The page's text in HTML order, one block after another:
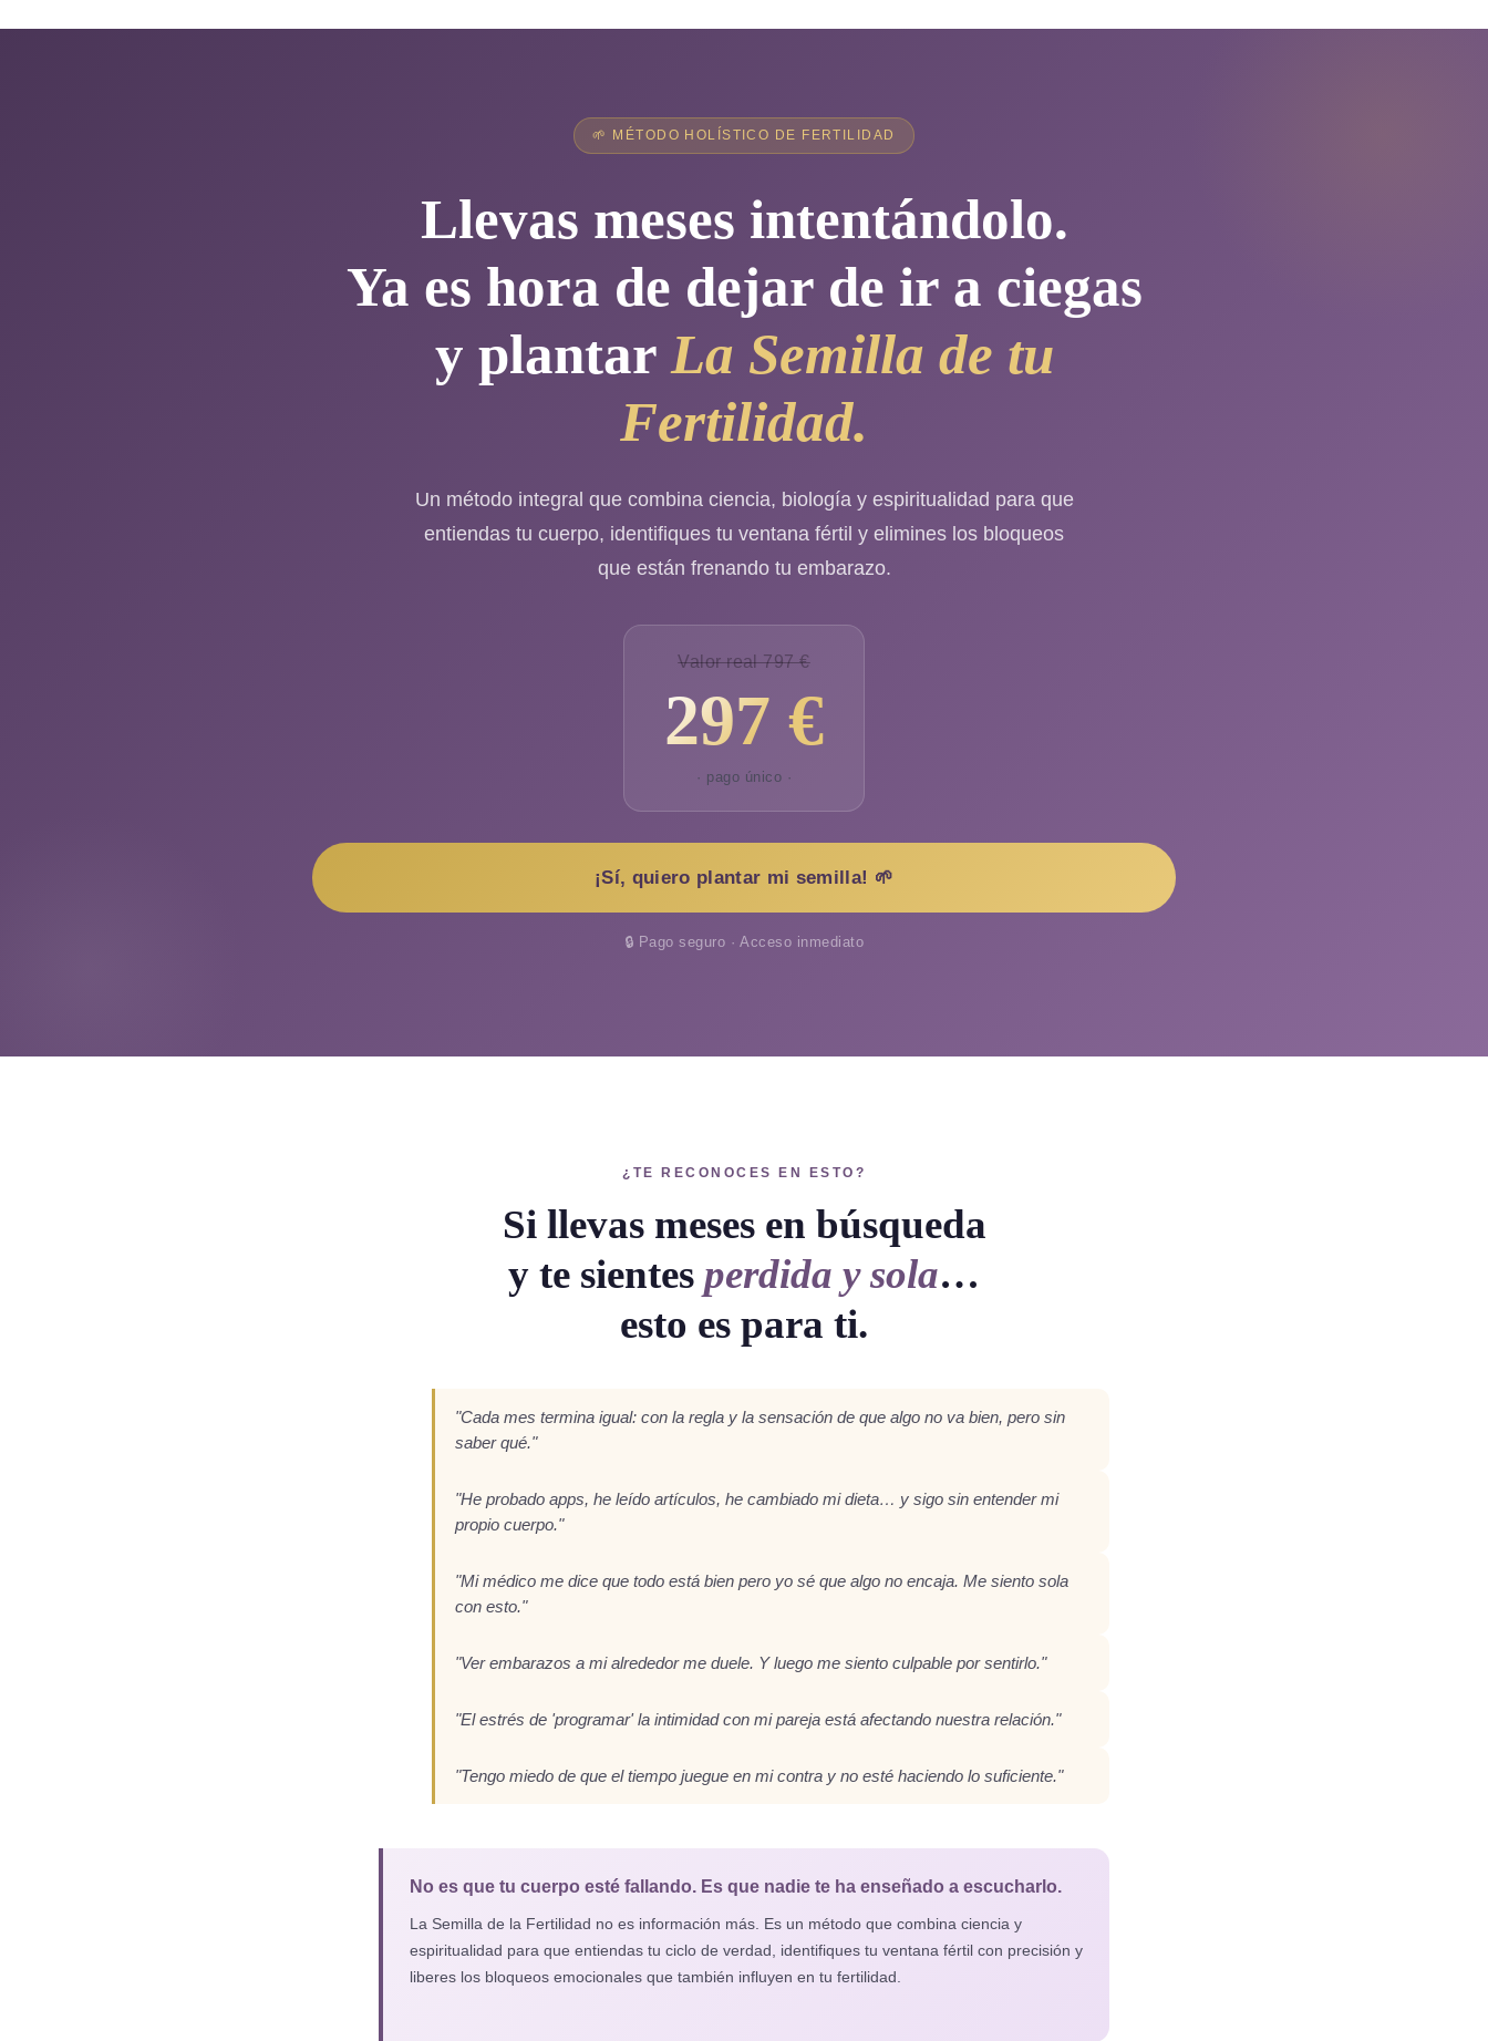
🌱 MÉTODO HOLÍSTICO DE FERTILIDAD
Llevas meses intentándolo.
Ya es hora de dejar de ir a ciegas
y plantar La Semilla de tu
Fertilidad.
Un método integral que combina ciencia, biología y espiritualidad para que
entiendas tu cuerpo, identifiques tu ventana fértil y elimines los bloqueos
que están frenando tu embarazo.
Valor real 797 €
297 €
· pago único ·
¡Sí, quiero plantar mi semilla! 🌱
🔒 Pago seguro · Acceso inmediato
¿TE RECONOCES EN ESTO?
Si llevas meses en búsqueda
y te sientes perdida y sola…
esto es para ti.
"Cada mes termina igual: con la regla y la sensación de que algo no va bien, pero sin
saber qué."
"He probado apps, he leído artículos, he cambiado mi dieta… y sigo sin entender mi
propio cuerpo."
"Mi médico me dice que todo está bien pero yo sé que algo no encaja. Me siento sola
con esto."
"Ver embarazos a mi alrededor me duele. Y luego me siento culpable por sentirlo."
"El estrés de 'programar' la intimidad con mi pareja está afectando nuestra relación."
"Tengo miedo de que el tiempo juegue en mi contra y no esté haciendo lo suficiente."
No es que tu cuerpo esté fallando. Es que nadie te ha enseñado a escucharlo.
La Semilla de la Fertilidad no es información más. Es un método que combina ciencia y
espiritualidad para que entiendas tu ciclo de verdad, identifiques tu ventana fértil con precisión y
liberes los bloqueos emocionales que también influyen en tu fertilidad.